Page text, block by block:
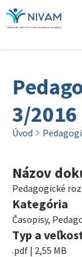
3/2016
Úvod
Názov
Pedagogické
Kategória
Časopisy,
Typ a
.pdf | 2,55 MB